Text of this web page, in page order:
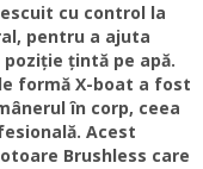
cu control la
pentru a ajuta
țintă pe apă.
formă X-boat a fost
în corp, ceea
Acest
Brushless care